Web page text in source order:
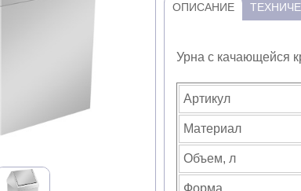
ОПИСАНИЕ
Урна с качающейся
Артикул
Материал
Объем, л
Форма